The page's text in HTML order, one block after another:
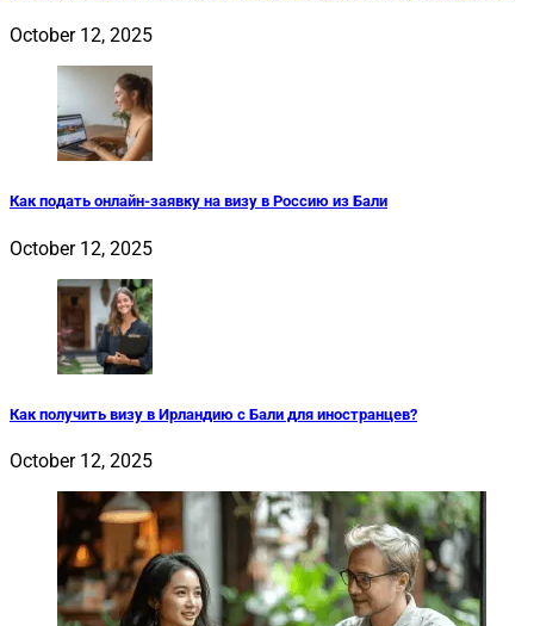
October 12, 2025
Как подать онлайн-заявку на визу в Россию из Бали
October 12, 2025
Как получить визу в Ирландию с Бали для иностранцев?
October 12, 2025